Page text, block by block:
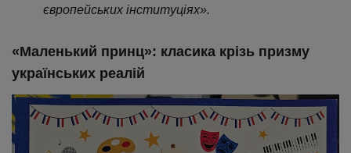
європейських інституціях».
«Маленький принц»: класика крізь призму
українських реалій